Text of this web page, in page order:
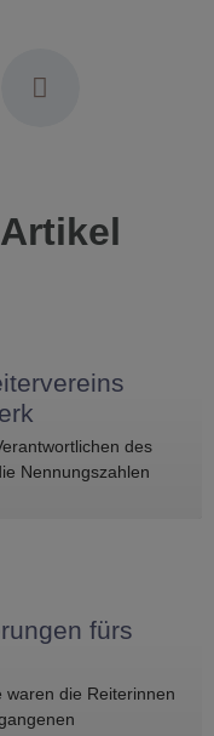
des
Nennungszahlen
Umso
fürs
die Reiterinnen